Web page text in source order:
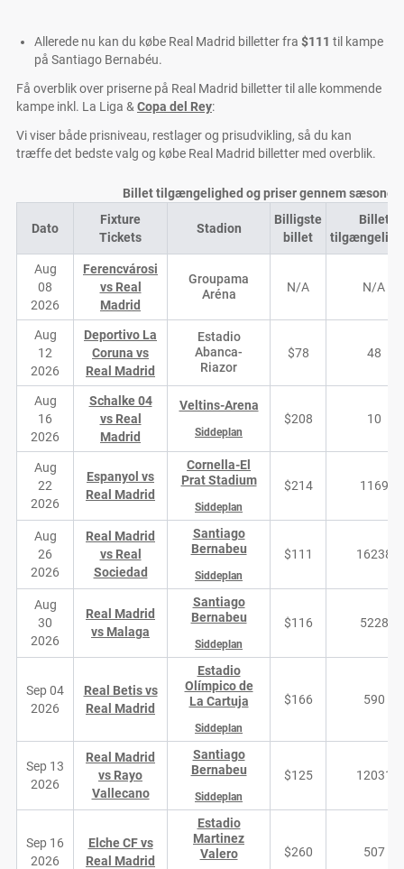
Allerede nu kan du købe Real Madrid billetter fra $111 til kampe
på Santiago Bernabéu.
Få overblik over priserne på Real Madrid billetter til alle kommende
kampe inkl. La Liga & Copa del Rey:
Vi viser både prisniveau, restlager og prisudvikling, så du kan
træffe det bedste valg og købe Real Madrid billetter med overblik.
Billet tilgængelighed og priser gennem sæsonen
Dato
Fixture
Tickets
Stadion
Billigste
billet
Billet
Aug
08
2026
Ferencvárosi
vs Real
Madrid
Groupama
Aréna
N/A N/A
Aug
12
2026
Deportivo La
Coruna vs
Real Madrid
Estadio
Abanca-
Riazor
$78 48
Aug
16
2026
Schalke 04
vs Real
Madrid
Veltins-Arena
Siddeplan
$208 10
Aug
22
2026
Espanyol vs
Real Madrid
Cornella-El
Prat Stadium
Siddeplan
$214 1169
Aug
26
2026
Real Madrid
vs Real
Sociedad
Santiago
Bernabeu
Siddeplan
$111 16238
Aug
30
2026
Real Madrid
vs Malaga
Santiago
Bernabeu
Siddeplan
$116 5228
Sep 04
2026
Real Betis vs
Real Madrid
Estadio
Olímpico de
La Cartuja
Siddeplan
$166 590
Sep 13
2026
Real Madrid
vs Rayo
Vallecano
Santiago
Bernabeu
Siddeplan
$125 12031
Sep 16
2026
Elche CF vs
Real Madrid
Estadio
Martinez
Valero
$260 507